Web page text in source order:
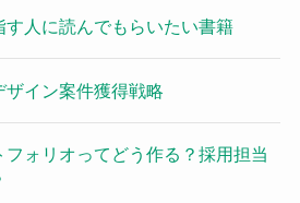
人に読んでもらいたい書籍
イン案件獲得戦略
ォリオってどう作る？採用担当